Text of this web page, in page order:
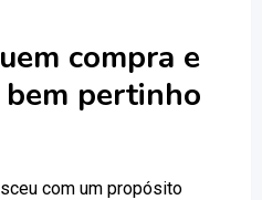
compra e
pertinho
com um propósito